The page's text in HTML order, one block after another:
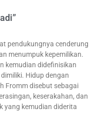
pendukungnya cenderung
menumpuk kepemilikan.
kemudian didefinisikan
Hidup dengan
Fromm disebut sebagai
keserakahan, dan
yang kemudian diderita